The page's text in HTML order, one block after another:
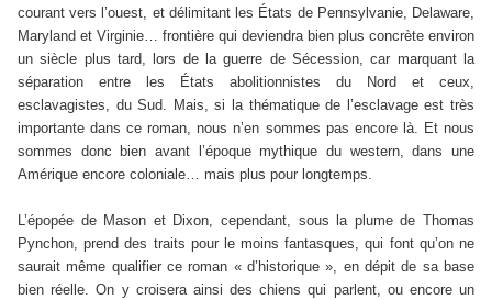
courant vers l’ouest, et délimitant les États de Pennsylvanie, Delaware,
Maryland et Virginie… frontière qui deviendra bien plus concrète environ
un siècle plus tard, lors de la guerre de Sécession, car marquant la
séparation entre les États abolitionnistes du Nord et ceux,
esclavagistes, du Sud. Mais, si la thématique de l’esclavage est très
importante dans ce roman, nous n’en sommes pas encore là. Et nous
sommes donc bien avant l’époque mythique du western, dans une
Amérique encore coloniale… mais plus pour longtemps.
L’épopée de Mason et Dixon, cependant, sous la plume de Thomas
Pynchon, prend des traits pour le moins fantasques, qui font qu’on ne
saurait même qualifier ce roman « d’historique », en dépit de sa base
bien réelle. On y croisera ainsi des chiens qui parlent, ou encore un